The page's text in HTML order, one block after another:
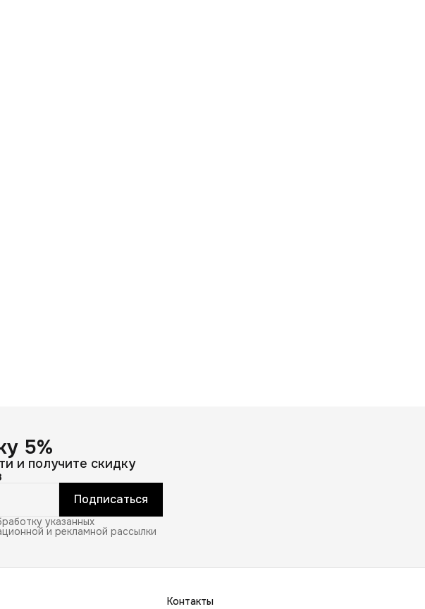
5%
и получите скидку
Подписаться
указанных
и рекламной рассылки
Контакты